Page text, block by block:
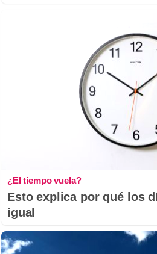
¿El tiempo vuela?
Esto explica por qué los
igual